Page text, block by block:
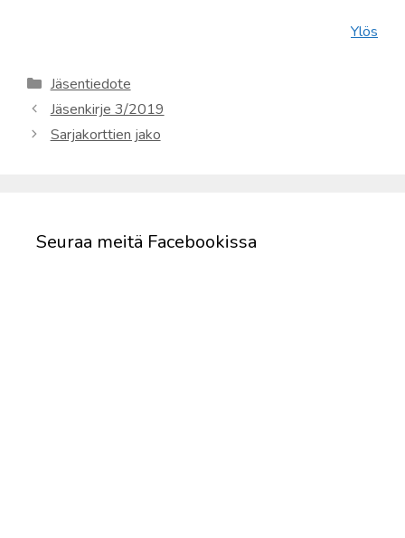
Ylös
Kategoriat
Jäsentiedote
Jäsenkirje 3/2019
Sarjakorttien jako
Seuraa meitä Facebookissa